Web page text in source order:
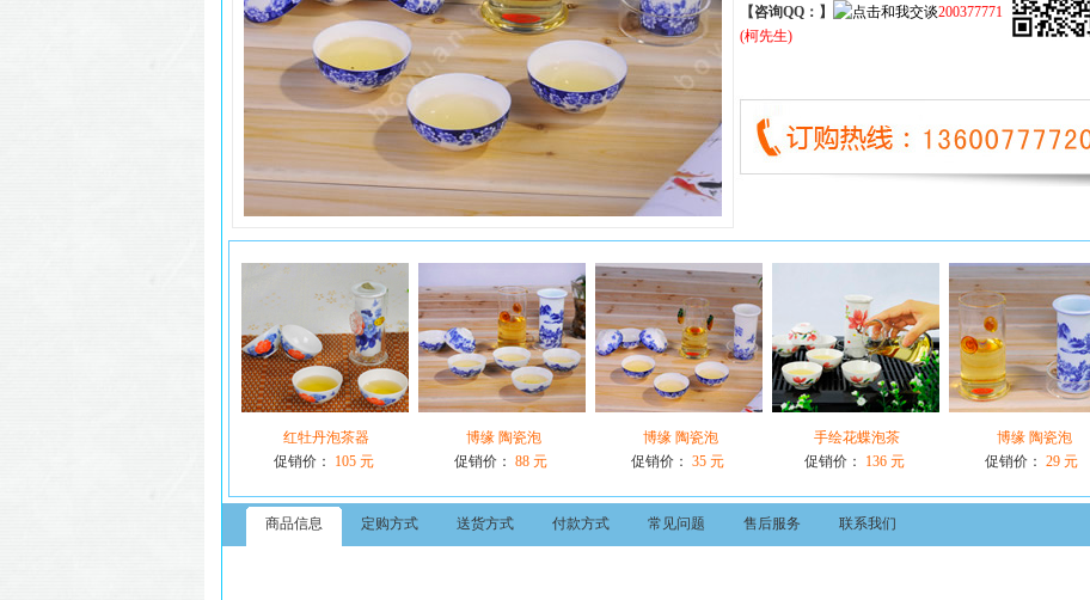
【咨询QQ：】
200377771
(柯先生)
红牡丹泡茶器
促销价：
105 元
博缘 陶瓷泡
促销价： 88 元
博缘 陶瓷泡
促销价： 35 元
手绘花蝶泡茶
促销价：
136 元
博缘 陶瓷泡
促销价： 29 元
商品信息 定购方式 送货方式 付款方式 常见问题 售后服务 联系我们